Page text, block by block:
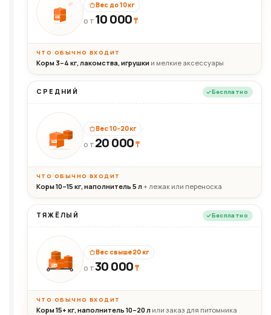
10кг
Вес до 10 кг
ОТ 10 000₸
ЧТО ОБЫЧНО ВХОДИТ
Корм 3–4 кг, лакомства, игрушки и мелкие аксессуары
СРЕДНИЙ Бесплатно
20кг
Вес 10–20 кг
ОТ 20 000₸
ЧТО ОБЫЧНО ВХОДИТ
Корм 10–15 кг, наполнитель 5 л+ лежак или переноска
ТЯЖЁЛЫЙ Бесплатно
30+кг
Вес свыше 20 кг
ОТ30 000₸
ЧТО ОБЫЧНО ВХОДИТ
Корм 15+ кг, наполнитель 10–20 л или заказ для питомника